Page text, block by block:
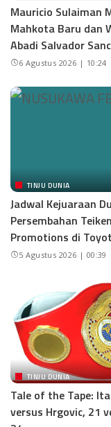
Mauricio Sulaiman
Mahkota Baru dan
Abadi Salvador
6 Agustus 2026 | 10:24
TINJU DUNIA
Jadwal Kejuaraan
Persembahan Teiken
Promotions di
5 Agustus 2026 | 00:39
TINJU DUNIA
Tale of the Tape:
versus Hrgovic, 21